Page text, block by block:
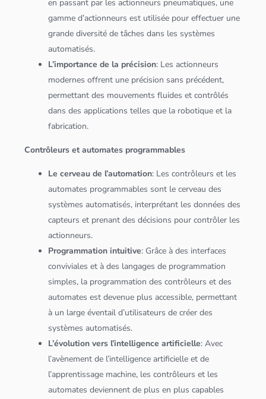
en passant par les actionneurs pneumatiques, une
gamme d’actionneurs est utilisée pour effectuer une
grande diversité de tâches dans les systèmes
automatisés.
L’importance de la précision: Les actionneurs
modernes offrent une précision sans précédent,
permettant des mouvements fluides et contrôlés
dans desapplications telles que la robotique et la
fabrication.
Contrôleurs et automates programmables
Le cerveau de l’automation: Les contrôleurs et les
automates programmables sont le cerveau des
systèmes automatisés, interprétant lesdonnées des
capteurs et prenant des décisions pour contrôler les
actionneurs.
Programmation intuitive: Grâce à des interfaces
conviviales et à des langages de programmation
simples, la programmation des contrôleurs et des
automates est devenue plus accessible, permettant
à un large éventail d’utilisateurs de créer des
systèmes automatisés.
L’évolution vers l’intelligence artificielle: Avec
l’avènement de l’intelligence artificielle et de
l’apprentissage machine, les contrôleurs et les
automates deviennent de plus en plus capables